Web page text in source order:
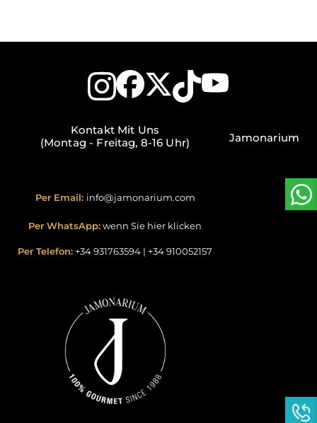
Kontakt Mit Uns
(Montag - Freitag, 8-16 Uhr)
Per Email: info@jamonarium.com
Per WhatsApp:wenn Sie hier klicken
Per Telefon: +34 931763594 | +34 910052157
Jamonarium